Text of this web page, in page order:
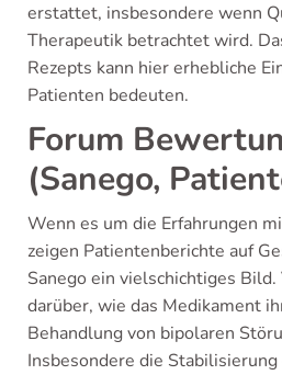
erstattet, insbesondere wenn
Therapeutik betrachtet wird.
Rezepts kann hier erhebliche
Patienten bedeuten.
Forum
(Sanego,
Wenn es um die Erfahrungen
zeigen Patientenberichte auf
Sanego ein vielschichtiges
darüber, wie das Medikament
Behandlung von bipolaren
Insbesondere die